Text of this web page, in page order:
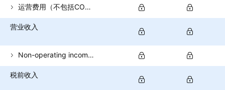
运营费用（不包括COGS）
营业收入
Non-operating income (total)
税前收入